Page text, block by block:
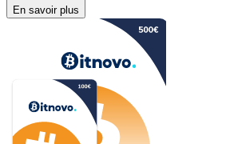
En savoir plus